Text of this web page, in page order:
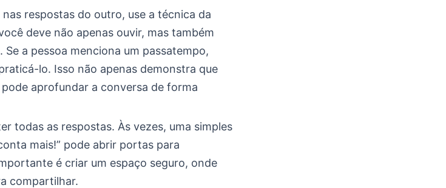
respostas do outro, use a técnica da
deve não apenas ouvir, mas também
a pessoa menciona um passatempo,
lo. Isso não apenas demonstra que
aprofundar a conversa de forma
todas as respostas. Às vezes, uma simples
mais!” pode abrir portas para
é criar um espaço seguro, onde
compartilhar.